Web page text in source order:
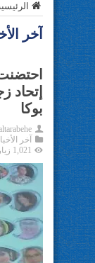
آخر
إتحاد
بوكا
آخر
1,021 زيارة